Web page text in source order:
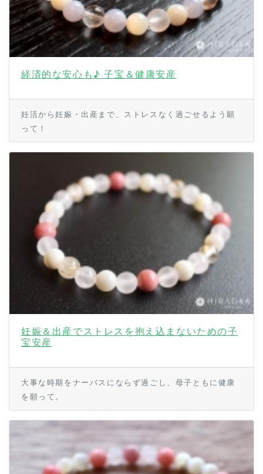
経済的な安心も♪ 子宝＆健康安産
妊活から妊娠・出産まで、ストレスなく過ごせるよう願
って！
妊娠＆出産でストレスを抱え込まないための子
宝安産
大事な時期をナーバスにならず過ごし、母子ともに健康
を願って。